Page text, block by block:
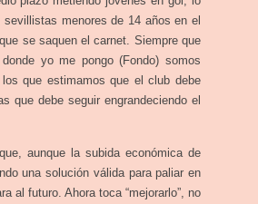
menores de 14 años en el
se saquen el carnet. Siempre que
yo me pongo (Fondo) somos
que estimamos que el club debe
que debe seguir engrandeciendo el
aunque la subida económica de
una solución válida para paliar en
al futuro. Ahora toca “mejorarlo”, no